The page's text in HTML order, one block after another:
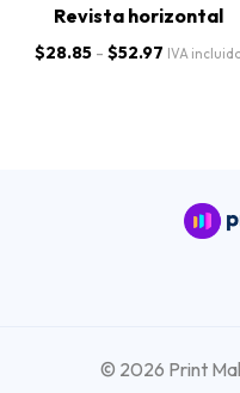
Revista horizontal
$28.85 - $52.97 IVA
© 2026 Print